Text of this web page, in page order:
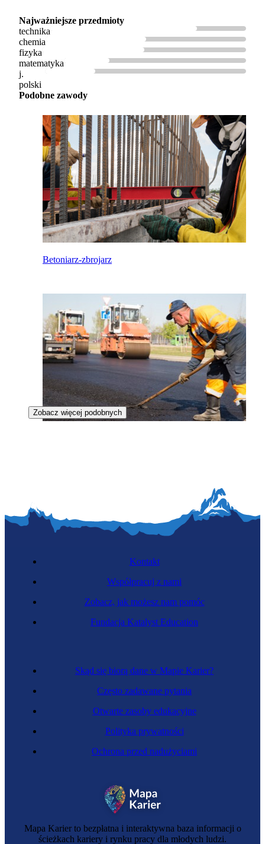
Najważniejsze przedmioty
technika
chemia
fizyka
matematyka
j.
polski
Podobne zawody
Betoniarz-zbrojarz
Monter konstrukcji stalowych
Monter zabudowy
Zobacz więcej podobnych
Mapa Karier to bezpłatna i interaktywna baza informacji o
ścieżkach kariery i rynku pracy dla młodych ludzi.
Skąd się biorą dane w Mapie Karier?
Często zadawane pytania
Otwarte zasoby edukacyjne
Polityka prywatności
Ochrona przed nadużyciami
Kontakt
Współpracuj z nami
Zobacz, jak możesz nam pomóc
Fundacja Katalyst Education